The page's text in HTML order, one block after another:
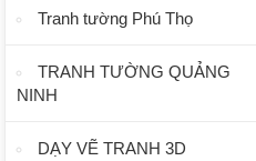
Tranh tường Phú Thọ
TRANH TƯỜNG QUẢNG
NINH
DẠY VẼ TRANH 3D